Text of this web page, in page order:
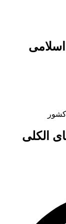
اسلامی
الکلی